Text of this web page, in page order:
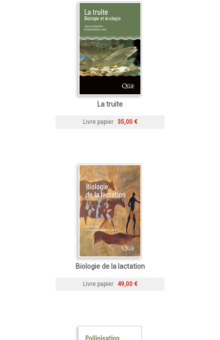
La truite
Livre papier 35,00 €
Biologie de la lactation
Livre papier 49,00 €